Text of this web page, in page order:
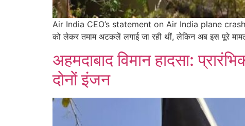
Air India CEO’s statement on Air India plane crash:
को लेकर तमाम अटकलें लगाई जा रही थीं, लेकिन अब इस पूरे
अहमदाबाद विमान हादसा:
दोनों इंजन